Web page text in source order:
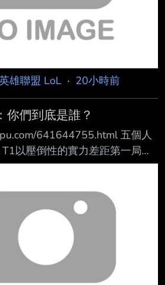
雄聯盟 LoL · 20小時前
你們到底是誰？
641644755.html 五個人
以壓倒性的實力差距第一局碾
難說是誰carry了，五個人輪流
哥也打得很好。 ——DK收到月
：拿到了EWC獎金吧。 ——T1
進去當空海力士了吧 ——Peyz
起精神來，我們去拿MSI、EWC
們到底是誰？ ——下週才三伏
伏天裡挨打的雞 ——狀態真的起